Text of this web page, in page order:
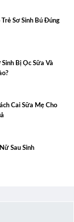
Sơ Sinh Bú Đúng
Sinh Bị Ọc Sữa Và
Cai Sữa Mẹ Cho
Sau Sinh